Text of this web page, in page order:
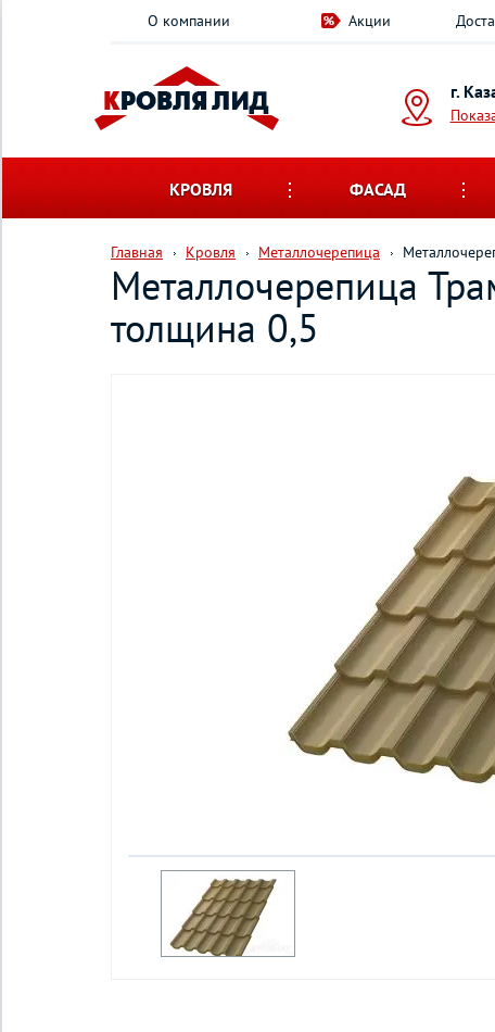
О компании Акции
г.
КРОВЛЯ ФАСАД
Главная Кровля Металлочерепица
Металлочерепица
толщина 0,5